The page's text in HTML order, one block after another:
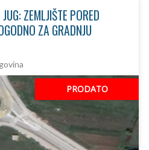
ZEMLJIŠTE PORED
ZA GRADNJU
PRODATO